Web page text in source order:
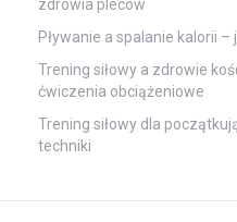
zdrowia pleców
Pływanie a spalanie kalorii
Trening siłowy a zdrowie
ćwiczenia obciążeniowe
Trening siłowy dla
techniki